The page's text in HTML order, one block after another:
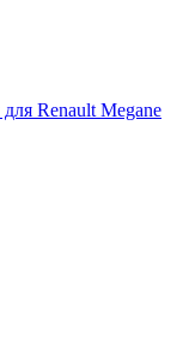
Renault Megane